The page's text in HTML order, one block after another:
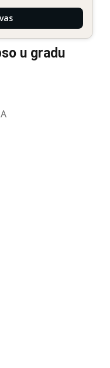
u gradu